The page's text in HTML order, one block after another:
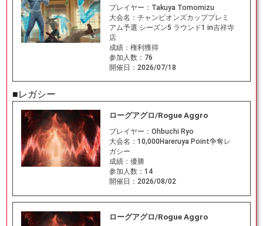
プレイヤー： Takuya Tomomizu
大会名： チャンピオンズカッププレミ
アム予選 シーズン5 ラウンド1 in吉祥寺
店
成績： 権利獲得
参加人数： 76
開催日： 2026/07/18
■レガシー
ローグアグロ/Rogue Aggro
プレイヤー： Ohbuchi Ryo
大会名： 10,000Hareruya Point争奪レ
ガシー
成績： 優勝
参加人数： 14
開催日： 2026/08/02
ローグアグロ/Rogue Aggro